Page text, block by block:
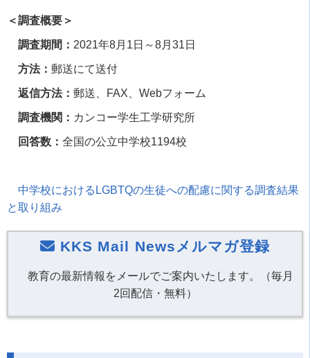
＜調査概要＞
調査期間： 2021年8月 1 日～8月 31 日
方法： 郵送にて送付
返信方法： 郵送、 FAX Webフォーム
調査機関： カンコー学生工学研究所
回答数： 全国の公立中学校1194校
中学校における LGBTQの生徒への配慮に関する調査結果
と取り組み
KKS Mail Newsメルマガ登録
教育の最新情報をメールでご案内いたします。（毎月
2回配信・無料）